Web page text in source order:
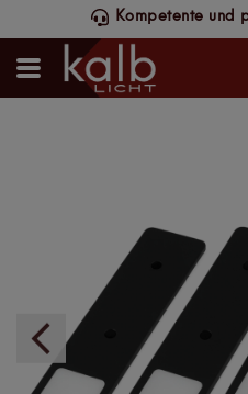
und persönliche Beratung